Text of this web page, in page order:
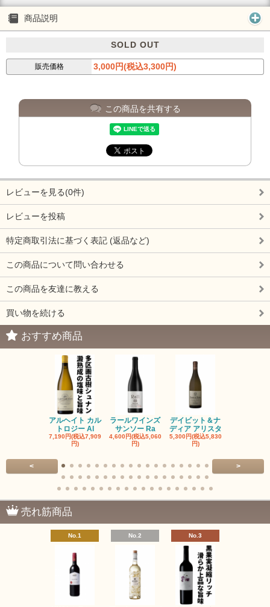
商品説明
SOLD OUT
販売価格 3,000円(税込3,300円)
この商品を共有する
レビューを見る(0件)
レビューを投稿
特定商取引法に基づく表記 (返品など)
この商品について問い合わせる
この商品を友達に教える
買い物を続ける
おすすめ商品
アルヘイト カル
トロジー Al
7,190円(税込7,909
円)
ラールワインズ
サンソー Ra
4,600円(税込5,060
円)
デイビット＆ナ
ディア アリスタ
5,300円(税込5,830
円)
< >
売れ筋商品
No.1 No.2 No.3